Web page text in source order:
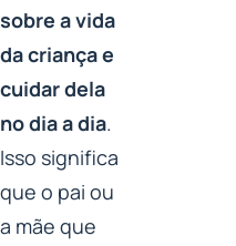
sobre a vida
da criança e
cuidar dela
no dia a dia.
Isso significa
que o pai ou
a mãe que